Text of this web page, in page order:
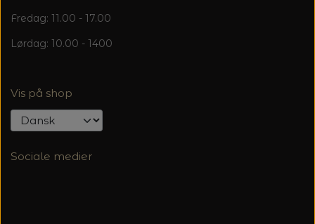
Fredag: 11.00 - 17.00
Lørdag: 10.00 - 1400
Vis på shop
Sociale medier